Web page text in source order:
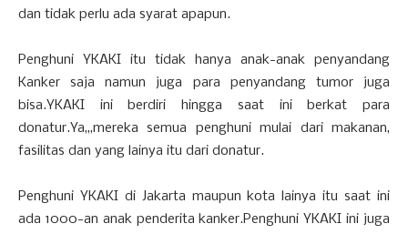
dan tidak perlu ada syarat apapun.
Penghuni YKAKI itu tidak hanya anak-anak penyandang
Kanker saja namun juga para penyandang tumor juga
bisa.YKAKI ini berdiri hingga saat ini berkat para
donatur.Ya,,,mereka semua penghuni mulai dari makanan,
fasilitas dan yang lainya itu dari donatur.
Penghuni YKAKI di Jakarta maupun kota lainya itu saat ini
ada 1000-an anak penderita kanker.Penghuni YKAKI ini juga